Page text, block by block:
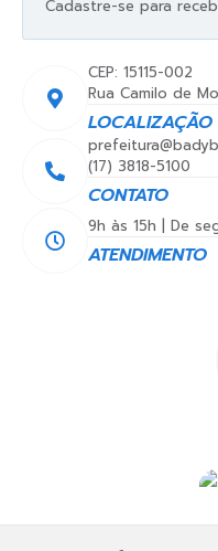
Kari
Crist
Bort
LOCALIZAÇÃO
Rua Camilo de
CEP: 15115-002
CONTATO
(17) 3818-5100
ATENDIMENTO
9h às 15h | De
Cadastre-se para